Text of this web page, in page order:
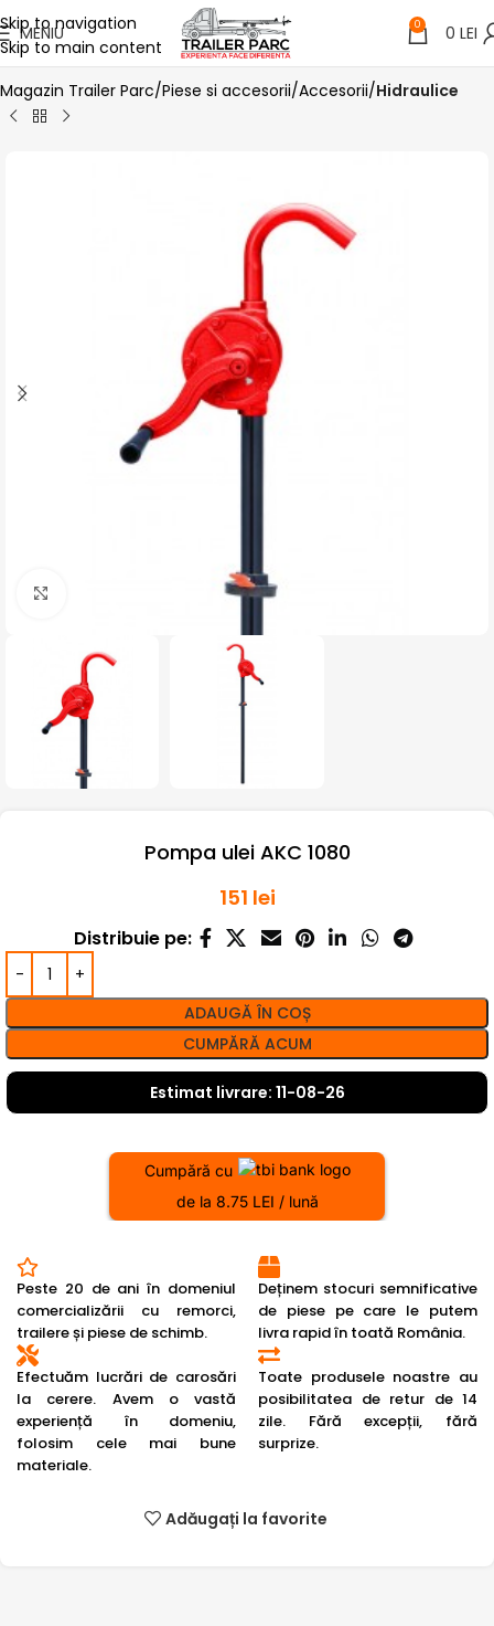
Skip to navigation
Skip to main content
MENIU 0 0 LEI
Magazin Trailer Parc Piese si accesorii Accesorii Hidraulice
Pompa ulei AKC 1080
151 lei
Distribuie pe:
ADAUGĂ ÎN COȘ
CUMPĂRĂ ACUM
Estimat livrare: 11-08-26
Cumpără cu
de la 8.75 LEI / lună
Peste 20 de ani în domeniul
comercializării cu remorci,
trailere și piese de schimb.
Efectuăm lucrări de carosări
la cerere. Avem o vastă
experiență în domeniu,
folosim cele mai bune
materiale.
Deținem stocuri semnificative
de piese pe care le putem
livra rapid în toată România.
Toate produsele noastre au
posibilitatea de retur de 14
zile. Fără excepții, fără
surprize.
Adăugați la favorite